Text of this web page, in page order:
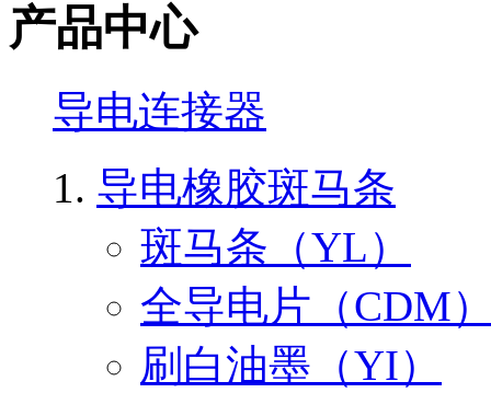
产品中心
导电连接器
导电橡胶斑马条
斑马条（YL）
全导电片（CDM
刷白油墨（YI）